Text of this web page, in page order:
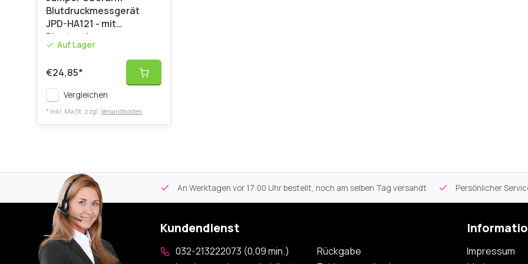
Blutdruckmessgerät
JPD-HA121 - mit
Bluetooth
Auf Lager
€24,85*
Vergleichen
* Inkl. MwSt. zzgl. Versandkosten
Kostenloser Versand An Werktagen vor 17:00 Uhr bestellt, noch am selben Tag versandt Persönlicher
Kundendienst
032-213222073 (0,09 min.)
Rückgabe
Impressum